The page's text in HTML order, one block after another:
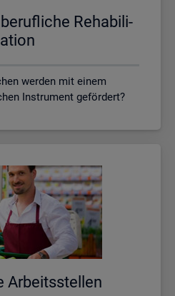
Re­ha­bi­li­
werden mit einem
Instrument gefördert?
Ar­beits­stel­len